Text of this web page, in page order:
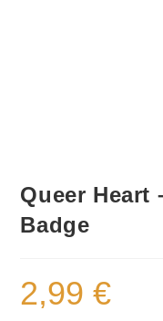
Queer Heart
Badge
2,99€